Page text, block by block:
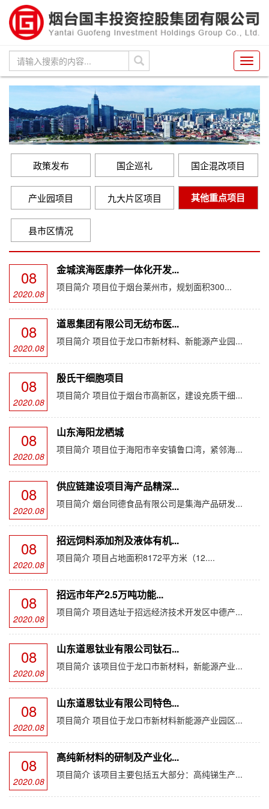
政策发布 国企巡礼 国企混改项目
产业园项目 九大片区项目 其他重点项目
县市区情况
08
2020.08
金城滨海医康养一体化开发...
项目简介 项目位于烟台莱州市，规划面积300...
08
2020.08
道恩集团有限公司无纺布医...
项目简介 项目位于龙口市新材料、新能源产业园...
08
2020.08
殷氏干细胞项目
项目简介 项目位于烟台市高新区，建设充质干细...
08
2020.08
山东海阳龙栖城
项目简介 项目位于海阳市辛安镇鲁口湾，紧邻海...
08
2020.08
供应链建设项目海产品精深...
项目简介 烟台同德食品有限公司是集海产品研发...
08
2020.08
招远饲料添加剂及液体有机...
项目简介 项目占地面积8172平方米（12....
08
2020.08
招远市年产2.5万吨功能...
项目简介 项目选址于招远经济技术开发区中德产...
08
2020.08
山东道恩钛业有限公司钛石...
项目简介 该项目位于龙口市新材料，新能源产业...
08
2020.08
山东道恩钛业有限公司特色...
项目简介 项目位于龙口市新材料新能源产业园区...
08
2020.08
高纯新材料的研制及产业化...
项目简介 该项目主要包括五大部分：高纯锑生产...